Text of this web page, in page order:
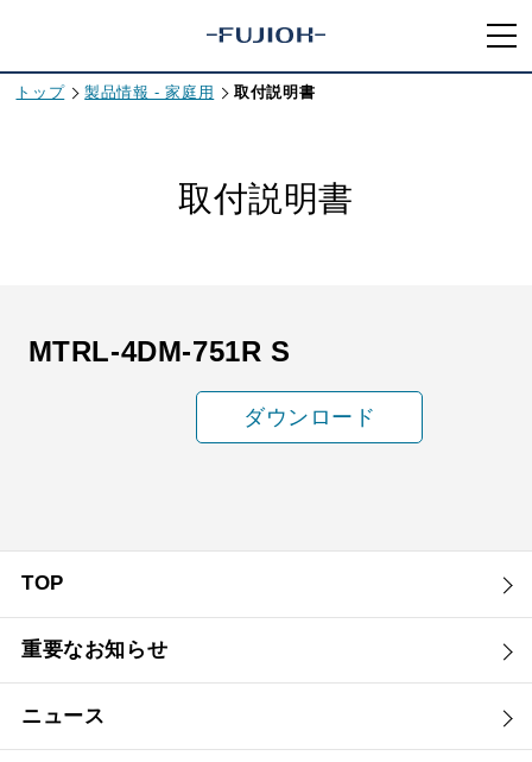
トップ 製品情報 - 家庭用 取付説明書
取付説明書
MTRL-4DM-751R S
ダウンロード
TOP
重要なお知らせ
ニュース